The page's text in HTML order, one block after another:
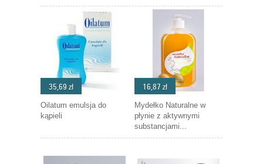
35,69 zł
Oilatum emulsja do
kąpieli
16,87 zł
Mydełko Naturalne w
płynie z aktywnymi
substancjami...